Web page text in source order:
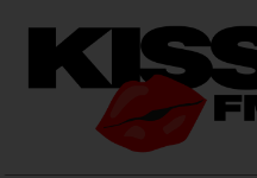
zum